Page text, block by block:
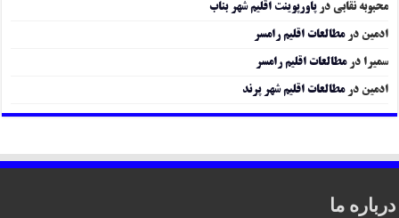
محبوبه نقابی درپاورپوینت اقلیم شهر بناب
ادمین درمطالعات اقلیم رامسر
سمیرا درمطالعات اقلیم رامسر
ادمین درمطالعات اقلیم شهر پرند
درباره ما